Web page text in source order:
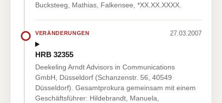
Bucksteeg, Mathias, Falkensee, *XX.XX.XXXX.
VERÄNDERUNGEN 27.03.2007
HRB 32355
Deekeling Arndt Advisors in Communications
GmbH, Düsseldorf (Schanzenstr. 56, 40549
Düsseldorf). Gesamtprokura gemeinsam mit einem
Geschäftsführer: Hildebrandt, Manuela,